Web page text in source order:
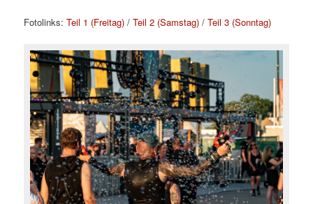
Fotolinks:Teil 1 (Freitag) /Teil 2 (Samstag) /Teil 3 (Sonntag)